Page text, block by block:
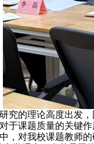
究的理论高度出发
于课题质量的关键
，对我校课题教师